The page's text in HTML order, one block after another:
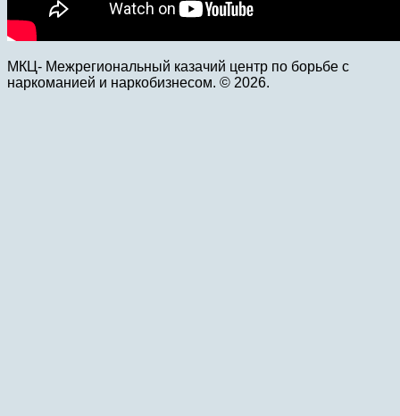
МКЦ- Межрегиональный казачий центр по борьбе с
наркоманией и наркобизнесом. © 2026.